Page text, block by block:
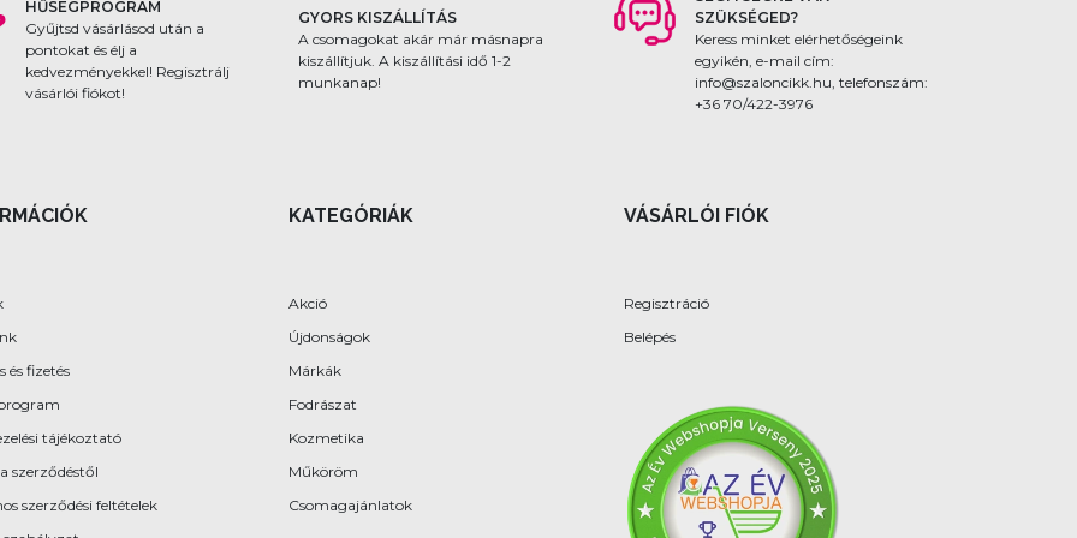
HŰSÉGPROGRAM
Gyűjtsd vásárlásod után a
pontokat és élj a
kedvezményekkel! Regisztrálj
vásárlói fiókot!
GYORS KISZÁLLÍTÁS
A csomagokat akár már
másnapra kiszállítjuk. A
kiszállítási idő 1-2 munkanap!
SZÜKSÉGED?
Keress minket elérhetőségeink
egyikén, e-mail cím:
info@szaloncikk.hu, telefonszám:
+36 70/422-3976
és fizetés
tájékoztató
szerződéstől
szerződési feltételek
KATEGÓRIÁK
Akció
Újdonságok
Márkák
Fodrászat
Kozmetika
Műköröm
Csomagajánlatok
VÁSÁRLÓI FIÓK
Regisztráció
Belépés